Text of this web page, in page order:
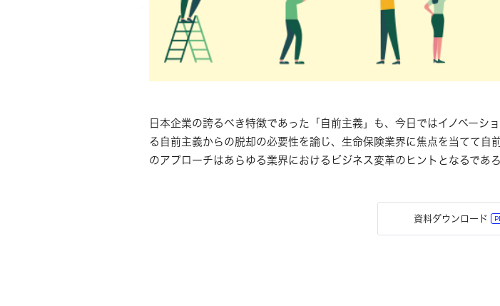
日本企業の誇るべき特徴であった「自前主義」も、今日ではイノベー
る自前主義からの脱却の必要性を論じ、生命保険業界に焦点を当てて
のアプローチはあらゆる業界におけるビジネス変革のヒントとなるであろ
資料ダウンロード